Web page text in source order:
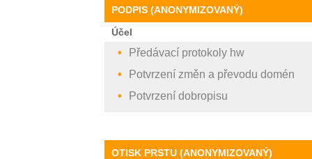
PODPIS (ANONYMIZOVANÝ)
Účel
Předávací protokoly hw
Potvrzení změn a převodu domén
Potvrzení dobropisu
OTISK PRSTU (ANONYMIZOVANÝ)